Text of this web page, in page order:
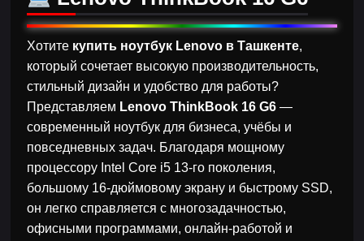
Хотите купить ноутбук Lenovo в Ташкенте,
который сочетает высокую производительность,
стильный дизайн и удобство для работы?
Представляем Lenovo ThinkBook 16 G6 —
современный ноутбук для бизнеса, учёбы и
повседневных задач. Благодаря мощному
процессору Intel Core i5 13-го поколения,
большому 16-дюймовому экрану и быстрому SSD,
он легко справляется с многозадачностью,
офисными программами, онлайн-работой и